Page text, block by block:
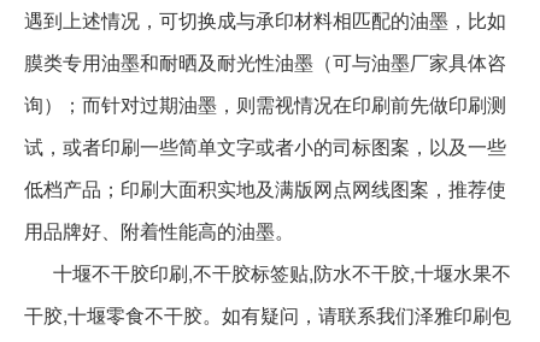
遇到上述情况，可切换成与承印材料相匹配的油墨，比如
膜类专用油墨和耐晒及耐光性油墨（可与油墨厂家具体咨
询）；而针对过期油墨，则需视情况在印刷前先做印刷测
试，或者印刷一些简单文字或者小的司标图案，以及一些
低档产品；印刷大面积实地及满版网点网线图案，推荐使
用品牌好、附着性能高的油墨。
十堰不干胶印刷,不干胶标签贴,防水不干胶,十堰水果不
干胶,十堰零食不干胶。如有疑问，请联系我们泽雅印刷包